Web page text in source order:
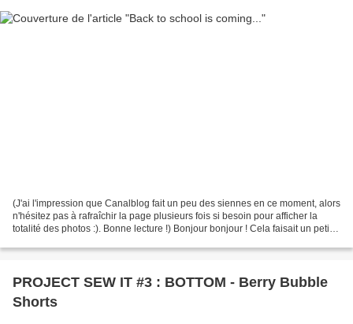
(J'ai l'impression que Canalblog fait un peu des siennes en ce moment, alors
n'hésitez pas à rafraîchir la page plusieurs fois si besoin pour afficher la
totalité des photos :). Bonne lecture !) Bonjour bonjour ! Cela faisait un petit
PROJECT SEW IT #3 : BOTTOM - Berry Bubble
Shorts